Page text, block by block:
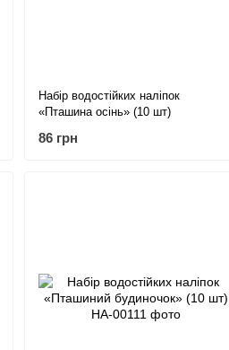
Набір водостійких наліпок
«Пташина осінь» (10 шт)
86 грн